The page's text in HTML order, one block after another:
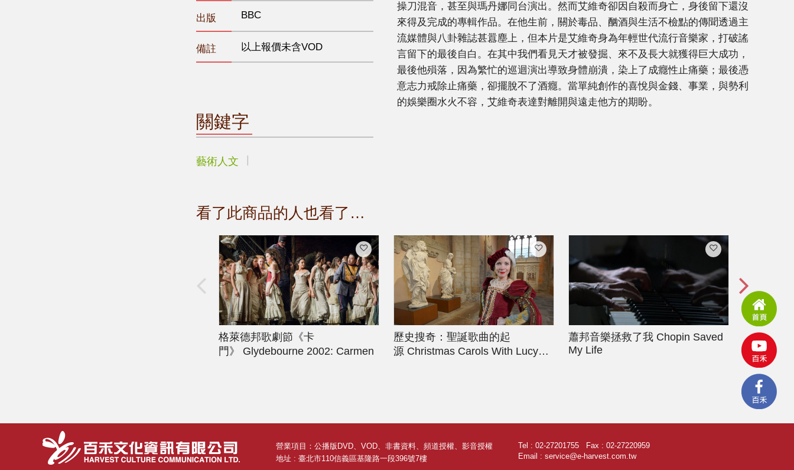
出版 BBC
備註 以上報價未含VOD
關鍵字
藝術人文
操刀混音，甚至與瑪丹娜同台演出。然而艾維奇卻因自殺而身亡，身後留下還沒
來得及完成的專輯作品。在他生前，關於毒品、酗酒與生活不檢點的傳聞透過主
流媒體與八卦雜誌甚囂塵上，但本片是艾維奇身為年輕世代流行音樂家，打破謠
言留下的最後自白。在其中我們看見天才被發掘、來不及長大就獲得巨大成功，
最後他殞落，因為繁忙的巡迴演出導致身體崩潰，染上了成癮性止痛藥；最後憑
意志力戒除止痛藥，卻擺脫不了酒癮。當單純創作的喜悅與金錢、事業，與勢利
的娛樂圈水火不容，艾維奇表達對離開與遠走他方的期盼。
看了此商品的人也看了…
格萊德邦歌劇節《卡
門》
Glydebourne 2002: Carmen
歷史搜奇：聖誕歌曲的起
源 Christmas Carols With Lucy
蕭邦音樂拯救了我 Chopin Saved
My Life
英國ＢＢ
李察史特
2015:
營業項目：公播版DVD、VOD、非書資料、頻道授權、影音授權
地址 : 臺北市110信義區基隆路一段396號7樓
Tel : 02-27201755 Fax : 02-27220959
Email : service@e-harvest.com.tw